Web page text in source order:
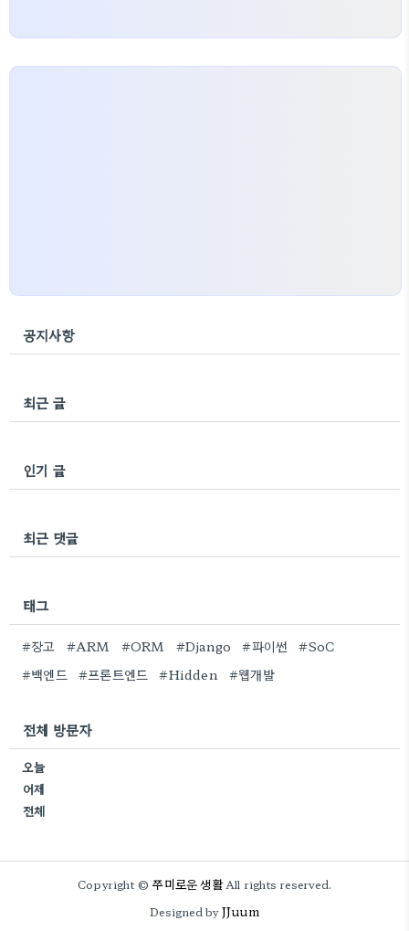
공지사항
최근 글
인기 글
최근 댓글
태그
#장고 #ARM #ORM #Django #파이썬
#SoC
#백엔드
#프론트엔드 #Hidden #웹개발
전체 방문자
오늘
어제
전체
Copyright ©쭈미로운 생활All rights reserved.
Designed byJJuum